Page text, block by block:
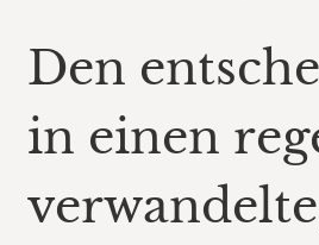
Den
in einen